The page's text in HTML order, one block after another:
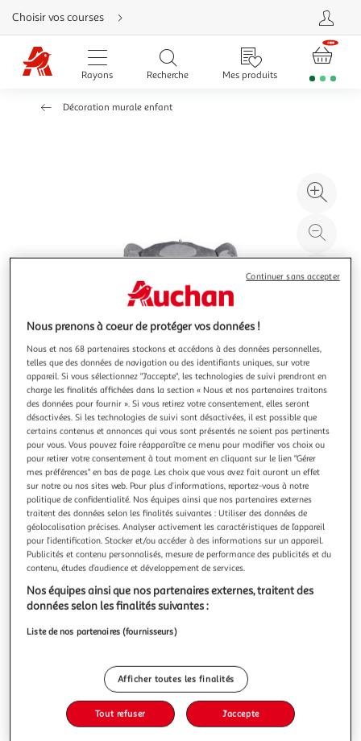
Aller
directement
au
contenu
Aller
directement
Aller
Choisir vos courses
Rayons Recherche Mes produits
Décoration murale enfant
à
DOUCEUR D'INTÉRIEUR
Trophée mural enfant jungle koala 29cm gris
Informations Techniques : Dimensions : L. 29 x H. 23 cm
Matière : Tissu Spécificités : Mignon & Design Trophée Mural
à suspendre Tête de koala Facile à poser Couleur : Gris
En savoir +
Vendu par Paris Prix
Livr. ou retrait dès 3/4 jours
A partir de 7,99€
Plus d'options
Nous prenons à coeur de protéger vos données !
Nous et nos 68 partenaires stockons et accédons à des données personnelles,
telles que des données de navigation ou des identifiants uniques, sur votre
appareil. Si vous sélectionnez "J'accepte", les technologies de suivi prendront en
charge les finalités affichées dans la section « Nous et nos partenaires traitons
des données pour fournir ». Si vous retirez votre consentement, elles seront
désactivées. Si les technologies de suivi sont désactivées, il est possible que
certains contenus et annonces qui vous sont présentés ne soient pas pertinents
pour vous. Vous pouvez faire réapparaître ce menu pour modifier vos choix ou
pour retirer votre consentement à tout moment en cliquant sur le lien "Gérer
mes préférences" en bas de page. Les choix que vous avez fait auront un effet
sur notre ou nos sites web. Pour plus d’informations, reportez-vous à notre
politique de confidentialité. Nos équipes ainsi que nos partenaires externes
traitent des données selon les finalités suivantes : Utiliser des données de
géolocalisation précises. Analyser activement les caractéristiques de l’appareil
pour l’identification. Stocker et/ou accéder à des informations sur un appareil.
Publicités et contenu personnalisés, mesure de performance des publicités et du
contenu, études d’audience et développement de services.
Nos équipes ainsi que nos partenaires externes, traitent des
données selon les finalités suivantes :
Liste de nos partenaires (fournisseurs)
Afficher toutes les finalités
Tout refuser J'accepte
Continuer sans accepter